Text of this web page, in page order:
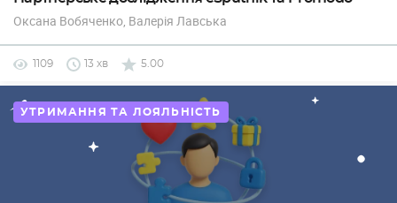
Оксана Вобяченко, Валерія Лавська
1109 13 хв 5.00
УТРИМАННЯ ТА ЛОЯЛЬНІСТЬ